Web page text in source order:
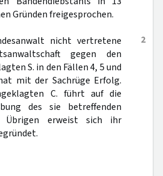
Gründen freigesprochen.
2
nicht vertretene
gegen den
S. in den Fällen 4, 5 und
mit der Sachrüge Erfolg.
C. führt auf die
des sie betreffenden
Übrigen erweist sich ihr